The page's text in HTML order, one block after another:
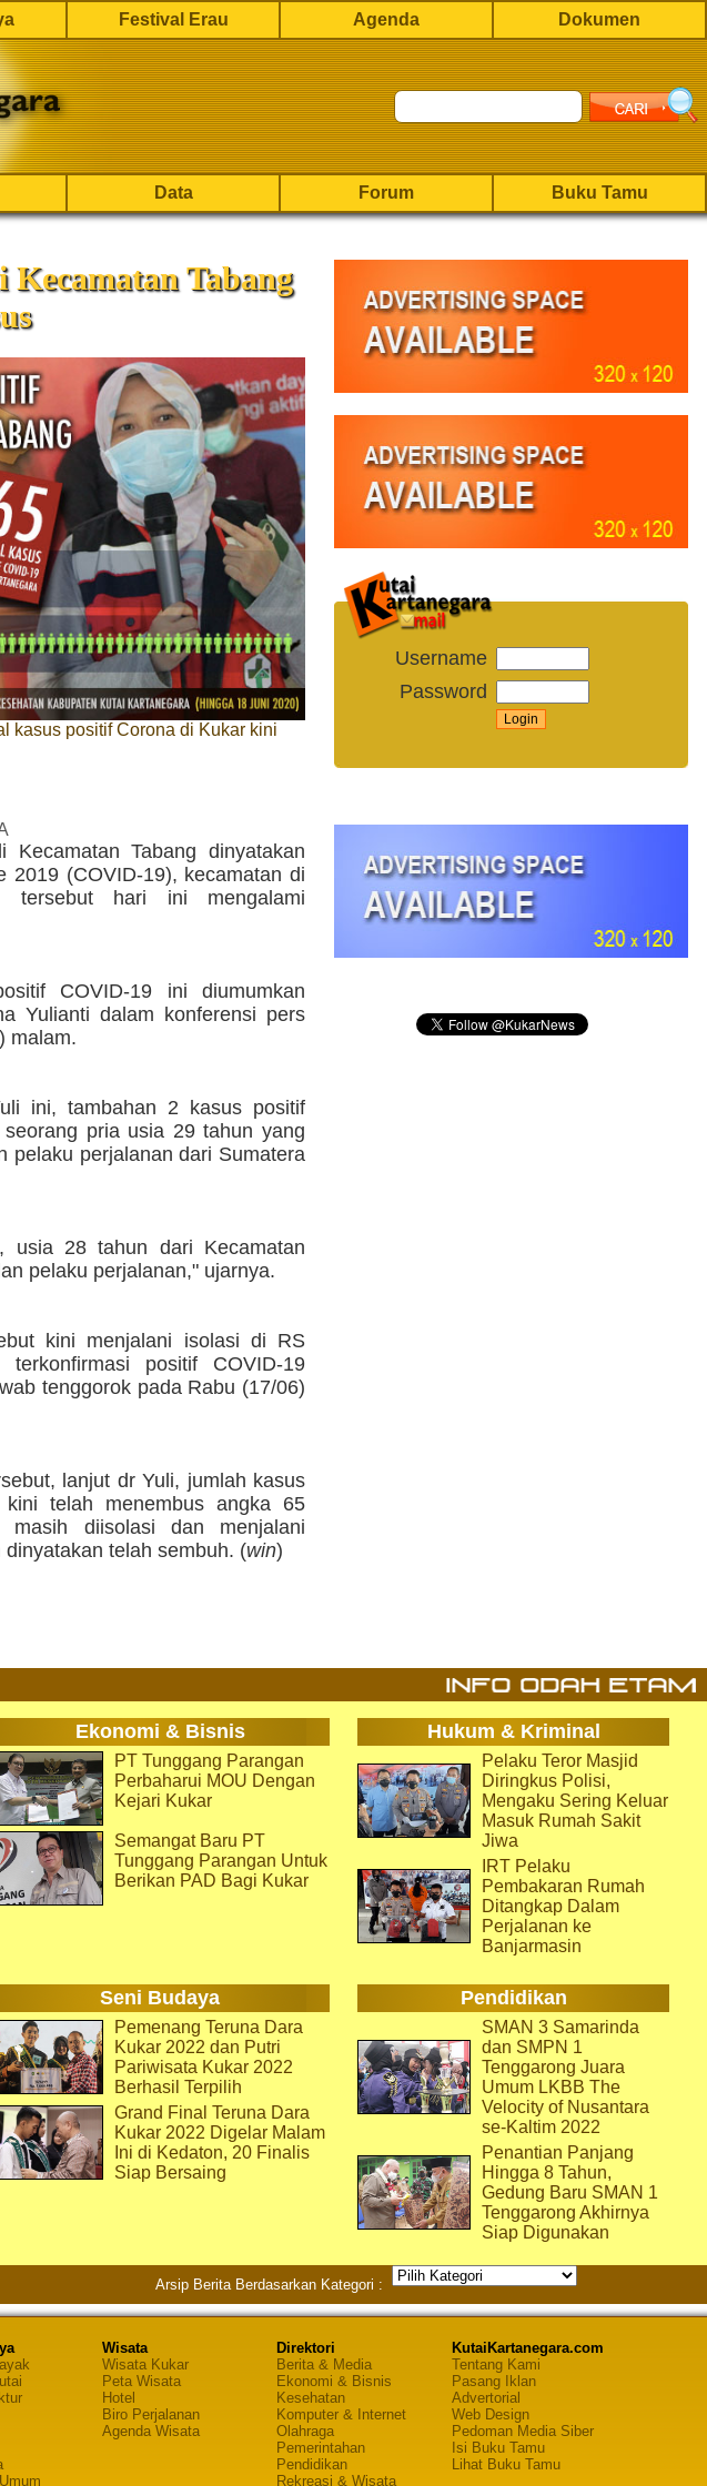
Festival Erau Agenda Dokumen
Data Forum Buku Tamu
Tabang
kasus positif Corona di Kukar kini
Tabang dinyatakan
2019 (COVID-19), kecamatan di
tersebut hari ini mengalami
COVID-19 ini diumumkan
Yulianti dalam konferensi pers
malam.
ini, tambahan 2 kasus positif
pria usia 29 tahun yang
pelaku perjalanan dari Sumatera
usia 28 tahun dari Kecamatan
pelaku perjalanan," ujarnya.
kini menjalani isolasi di RS
positif COVID-19
tenggorok pada Rabu (17/06)
lanjut dr Yuli, jumlah kasus
telah menembus angka 65
diisolasi dan menjalani
telah sembuh. (win)
Username
Password
Ekonomi & Bisnis Hukum & Kriminal
PT Tunggang Parangan
Perbaharui MOU Dengan
Kejari Kukar
Semangat Baru PT
Tunggang Parangan Untuk
Berikan PAD Bagi Kukar
Pelaku Teror Masjid
Diringkus Polisi,
Mengaku Sering Keluar
Masuk Rumah Sakit
Jiwa
IRT Pelaku
Pembakaran Rumah
Ditangkap Dalam
Perjalanan ke
Banjarmasin
Seni Budaya Pendidikan
Pemenang Teruna Dara
Kukar 2022 dan Putri
Pariwisata Kukar 2022
Berhasil Terpilih
Grand Final Teruna Dara
Kukar 2022 Digelar Malam
Ini di Kedaton, 20 Finalis
Siap Bersaing
SMAN 3 Samarinda
dan SMPN 1
Tenggarong Juara
Umum LKBB The
Velocity of Nusantara
se-Kaltim 2022
Penantian Panjang
Hingga 8 Tahun,
Gedung Baru SMAN 1
Tenggarong Akhirnya
Siap Digunakan
Arsip Berita Berdasarkan Kategori :
Wisata
Wisata Kukar
Peta Wisata
Hotel
Biro Perjalanan
Agenda Wisata
Direktori
Berita & Media
Ekonomi & Bisnis
Kesehatan
Komputer & Internet
Olahraga
Pemerintahan
Pendidikan
Rekreasi & Wisata
KutaiKartanegara.com
Tentang Kami
Pasang Iklan
Advertorial
Web Design
Pedoman Media Siber
Isi Buku Tamu
Lihat Buku Tamu